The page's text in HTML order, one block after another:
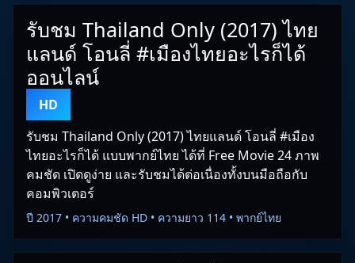
รับชม Thailand Only (2017) ไทย
แลนด์ โอนลี่ #เมืองไทยอะไรก็ได้
ออนไลน์
HD
รับชม Thailand Only (2017) ไทยแลนด์ โอนลี่ #เมือง
ไทยอะไรก็ได้ แบบพากย์ไทย ได้ที่ Free Movie 24 ภาพ
คมชัด เปิดดูง่าย และรับชมได้ต่อเนื่องทั้งบนมือถือกับ
คอมพิวเตอร์
ปี 2017 • ความคมชัด HD • ความยาว 114 • พากย์ไทย